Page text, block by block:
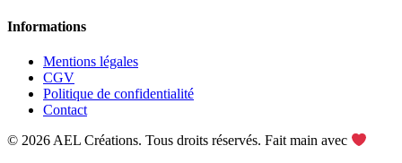
Informations
Mentions légales
CGV
Politique de confidentialité
Contact
© 2026 AEL Créations. Tous droits réservés. Fait main avec